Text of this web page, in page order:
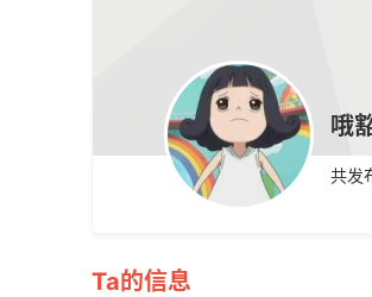
哦
共发
Ta的信息